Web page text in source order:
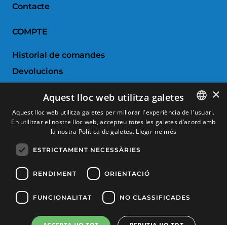
Contacte
COMPTE
Historial de comandes
Devolucions
Comparar productes
SERVEI AL CLIENT
Condicions de Compra
Canvis i devolucions
Formes de pagament
SPANISH
×
Aquest lloc web utilitza galetes
Aquest lloc web utilitza galetes per millorar l'experiència de l'usuari.
En utilitzar el nostre lloc web, accepteu totes les galetes d’acord amb
la nostra Política de galetes. Llegir-ne més
ESTRICTAMENT NECESSÀRIES
RENDIMENT ORIENTACIÓ
FUNCIONALITAT NO CLASSIFICADES